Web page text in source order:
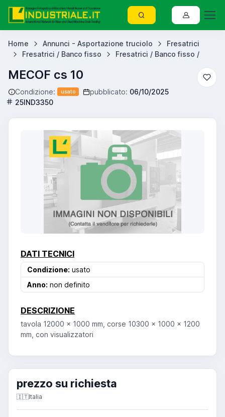
Home Annunci - Asportazione truciolo
Fresatrici
Fresatrici / Banco fisso
Fresatrici / Banco fisso /
MECOF cs 10
Condizione: usato pubblicato: 06/10/2025
25IND3350
DATI TECNICI
Condizione: usato
Anno: non definito
DESCRIZIONE
tavola 12000 x 1000 mm, corse 10300 x 1000 x 1200
mm, con visualizzatori
prezzo su richiesta
🇮🇹Italia